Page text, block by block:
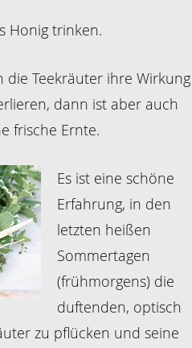
Honig trinken.
die Teekräuter ihre Wirkung
dann ist aber auch
frische Ernte.
Es ist eine schöne
Erfahrung, in den
letzten heißen
Sommertagen
(frühmorgens) die
duftenden, optisch
zu pflücken und seine